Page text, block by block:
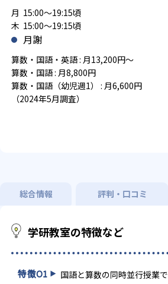
月 15:00～19:15頃
木 15:00～19:15頃
月謝
算数・国語・英語 : 月13,200円～
算数・国語 : 月8,800円
算数・国語（幼児週1） : 月6,600円
（2024年5月調査）
総合情報 評判・口コミ
学研教室の特徴など
特徴01 国語と算数の同時並行授業